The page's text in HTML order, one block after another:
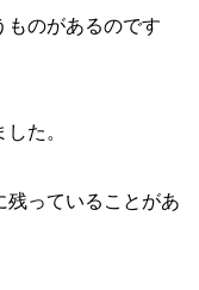
ものがあるのです
た。
残っていることがあ